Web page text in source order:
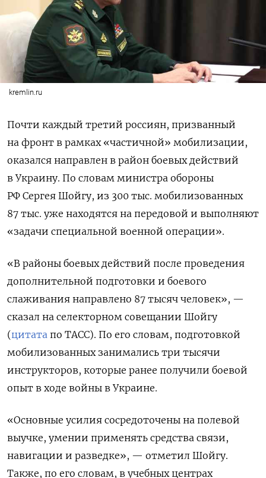
kremlin.ru
Почти каждый третий россиян, призванный
на фронт в рамках «частичной» мобилизации,
оказался направлен в район боевых действий
в Украину. По словам министра обороны
РФ Сергея Шойгу, из 300 тыс. мобилизованных
87 тыс. уже находятся на передовой и выполняют
«задачи специальной военной операции».
«В районы боевых действий после проведения
дополнительной подготовки и боевого
слаживания направлено 87 тысяч человек», —
сказал на селекторном совещании Шойгу
(цитата по ТАСС). По его словам, подготовкой
мобилизованных занимались три тысячи
инструкторов, которые ранее получили боевой
опыт в ходе войны в Украине.
«Основные усилия сосредоточены на полевой
выучке, умении применять средства связи,
навигации и разведке», — отметил Шойгу.
Также, по его словам, в учебных центрах